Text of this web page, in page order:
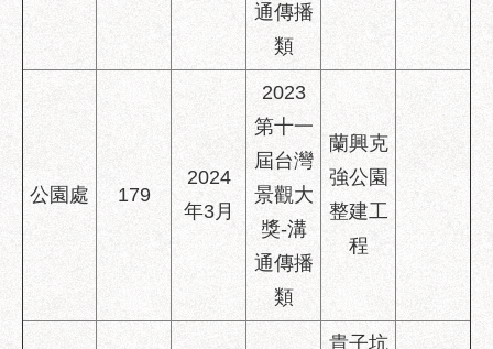
通傳播
類
公園處 179
2024
年3月
2023
第十一
屆台灣
景觀大
獎-溝
通傳播
類
蘭興克
強公園
整建工
程
貴子坑